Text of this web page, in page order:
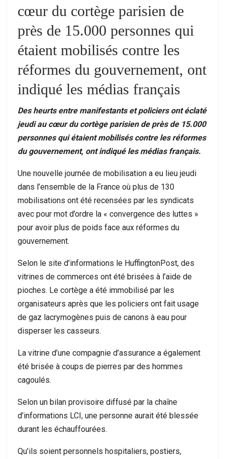
cœur du cortège parisien de
près de 15.000 personnes qui
étaient mobilisés contre les
réformes du gouvernement, ont
indiqué les médias français
Des heurts entre manifestants et policiers ont éclaté
jeudi au cœur du cortège parisien de près de 15.000
personnes qui étaient mobilisés contre les réformes
du gouvernement, ont indiqué les médias français.
Une nouvelle journée de mobilisation a eu lieu jeudi
dans l’ensemble de la France où plus de 130
mobilisations ont été recensées par les syndicats
avec pour mot d’ordre la « convergence des luttes »
pour avoir plus de poids face aux réformes du
gouvernement.
Selon le site d’informations le HuffingtonPost, des
vitrines de commerces ont été brisées à l’aide de
pioches. Le cortège a été immobilisé par les
organisateurs après que les policiers ont fait usage
de gaz lacrymogènes puis de canons à eau pour
disperser les casseurs.
La vitrine d’une compagnie d’assurance a également
été brisée à coups de pierres par des hommes
cagoulés.
Selon un bilan provisoire diffusé par la chaîne
d’informations LCI, une personne aurait été blessée
durant les échauffourées.
Qu’ils soient personnels hospitaliers, postiers,